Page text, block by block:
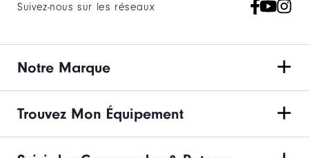
Suivez-nous sur les réseaux
Notre Marque
Trouvez Mon Équipement